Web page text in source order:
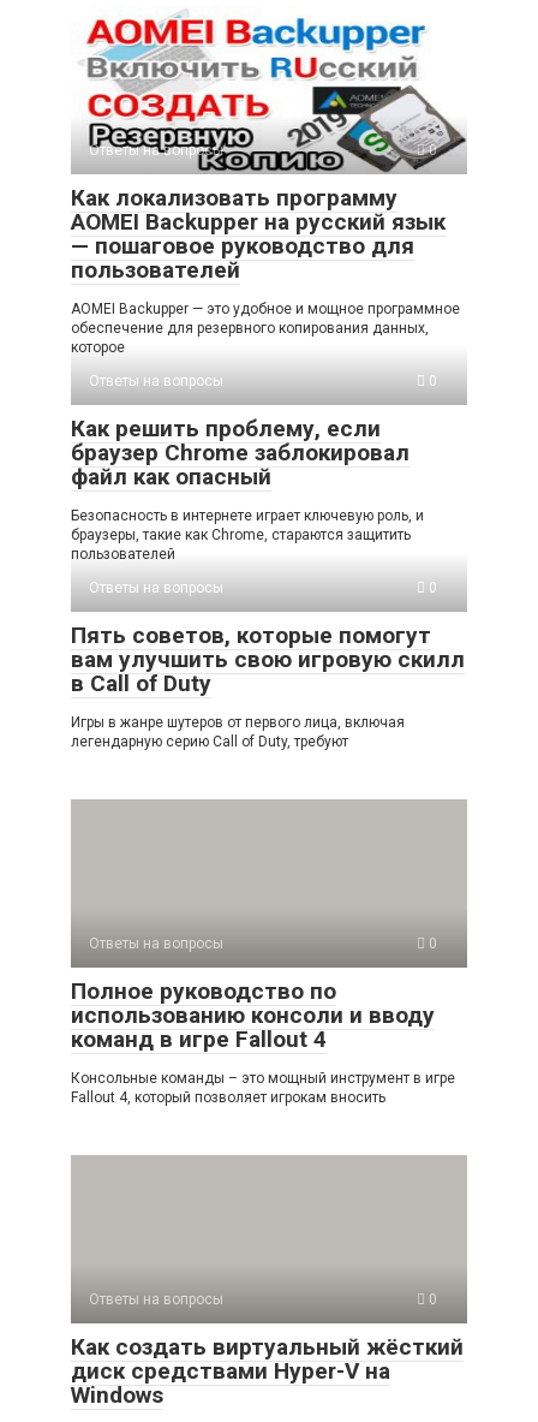
Ответы на вопросы 0
Как локализовать программу
AOMEI Backupper на русский язык
— пошаговое руководство для
пользователей
AOMEI Backupper — это удобное и мощное программное
обеспечение для резервного копирования данных,
которое
Ответы на вопросы
0
Как решить проблему, если
браузер Chrome заблокировал
файл как опасный
Безопасность в интернете играет ключевую роль, и
браузеры, такие как Chrome, стараются защитить
пользователей
Ответы на вопросы
0
Пять советов, которые помогут
вам улучшить свою игровую скилл
в Call of Duty
Игры в жанре шутеров от первого лица, включая
легендарную серию Call of Duty, требуют
Ответы на вопросы 0
Полное руководство по
использованию консоли и вводу
команд в игре Fallout 4
Консольные команды – это мощный инструмент в игре
Fallout 4, который позволяет игрокам вносить
Ответы на вопросы 0
Как создать виртуальный жёсткий
диск средствами Hyper-V на
Windows